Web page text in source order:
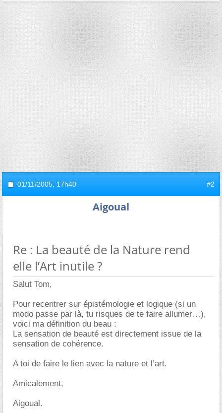
01/11/2005, 17h40 #2
Aigoual
Re : La beauté de la Nature rend
elle l’Art inutile ?
Salut Tom,
Pour recentrer sur épistémologie et logique (si un
modo passe par là, tu risques de te faire allumer…),
voici ma définition du beau :
La sensation de beauté est directement issue de la
sensation de cohérence.
A toi de faire le lien avec la nature et l’art.
Amicalement,
Aigoual.